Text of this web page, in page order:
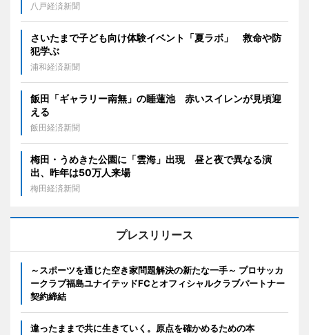
八戸経済新聞
さいたまで子ども向け体験イベント「夏ラボ」 救命や防
犯学ぶ
浦和経済新聞
飯田「ギャラリー南無」の睡蓮池 赤いスイレンが見頃迎
える
飯田経済新聞
梅田・うめきた公園に「雲海」出現 昼と夜で異なる演
出、昨年は50万人来場
梅田経済新聞
プレスリリース
～スポーツを通じた空き家問題解決の新たな一手～ プロサッカ
ークラブ福島ユナイテッドFCとオフィシャルクラブパートナー
契約締結
違ったままで共に生きていく。原点を確かめるための本